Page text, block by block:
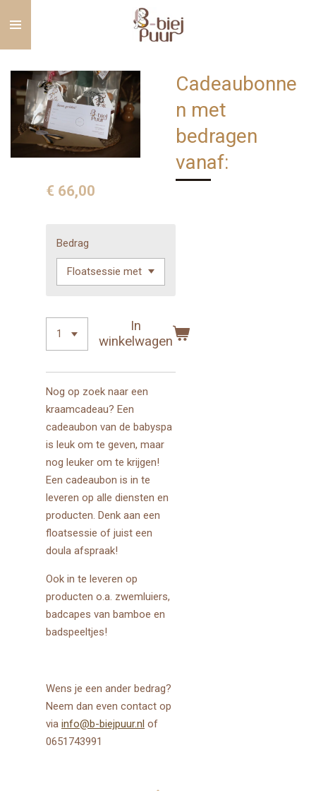
direct
naar
de
hoofdinhoud
Cadeaubonne
n met
bedragen
vanaf:
€ 66,00
Bedrag
In
winkelwagen
Nog op zoek naar een
kraamcadeau? Een
cadeaubon van de babyspa
is leuk om te geven, maar
nog leuker om te krijgen!
Een cadeaubon is in te
leveren op alle diensten en
producten. Denk aan een
floatsessie of juist een
doula afspraak!
Ook in te leveren op
producten o.a. zwemluiers,
badcapes van bamboe en
badspeeltjes!
Wens je een ander bedrag?
Neem dan even contact op
via info@b-biejpuur.nl of
0651743991